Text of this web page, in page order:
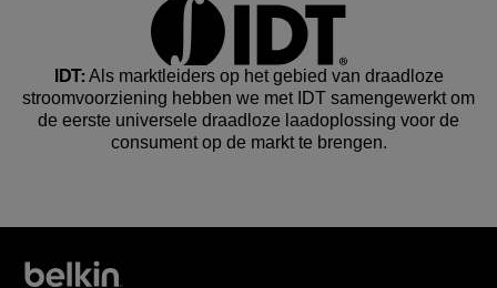
IDT:Als marktleiders op het gebied van draadloze
stroomvoorziening hebben we met IDT samengewerkt om
de eerste universele draadloze laadoplossing voor de
consument op de markt te brengen.